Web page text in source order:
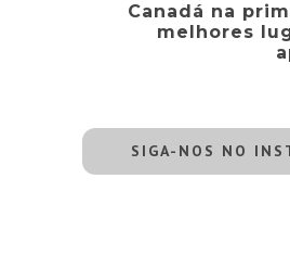
Canadá na
melhores
SIGA-NOS NO